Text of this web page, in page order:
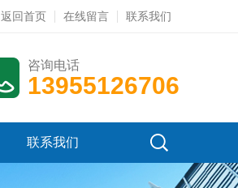
返回首页 在线留言 联系我们
咨询电话
13955126706
联系我们